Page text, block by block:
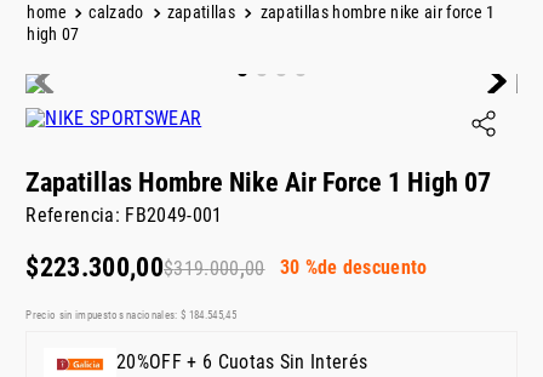
calzado zapatillas
zapatillas hombre nike air force 1
high 07
Zapatillas Hombre Nike Air Force 1 High 07
Referencia: FB2049-001
$319.000,00
$223.300,00 30 %de descuento
Precio sin impuestos nacionales: $ 184 545,45
20%OFF + 6 Cuotas Sin Interés